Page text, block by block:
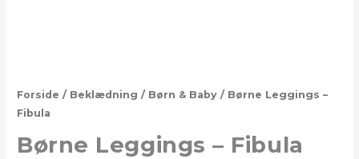
Forside / Beklædning / Børn & Baby / Børne Leggings –
Fibula
Børne Leggings – Fibula